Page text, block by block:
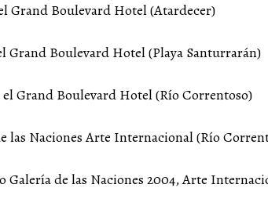
Grand Boulevard Hotel (Atardecer)
Grand Boulevard Hotel (Playa Santurrarán)
Grand Boulevard Hotel (Río Correntoso)
Naciones Arte Internacional (Río
de las Naciones 2004, Arte